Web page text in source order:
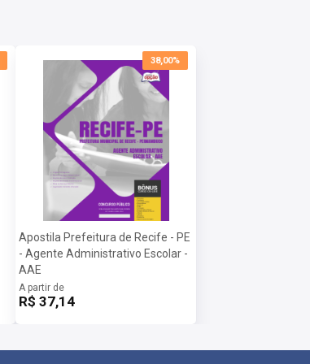
38,00%
Apostila Prefeitura de Recife - PE
- Agente Administrativo Escolar -
AAE
A partir de
R$ 37,14